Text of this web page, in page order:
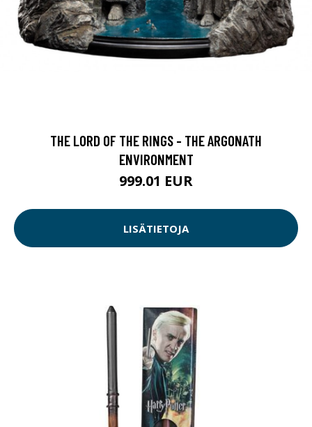
THE LORD OF THE RINGS - THE ARGONATH
ENVIRONMENT
999.01 EUR
LISÄTIETOJA